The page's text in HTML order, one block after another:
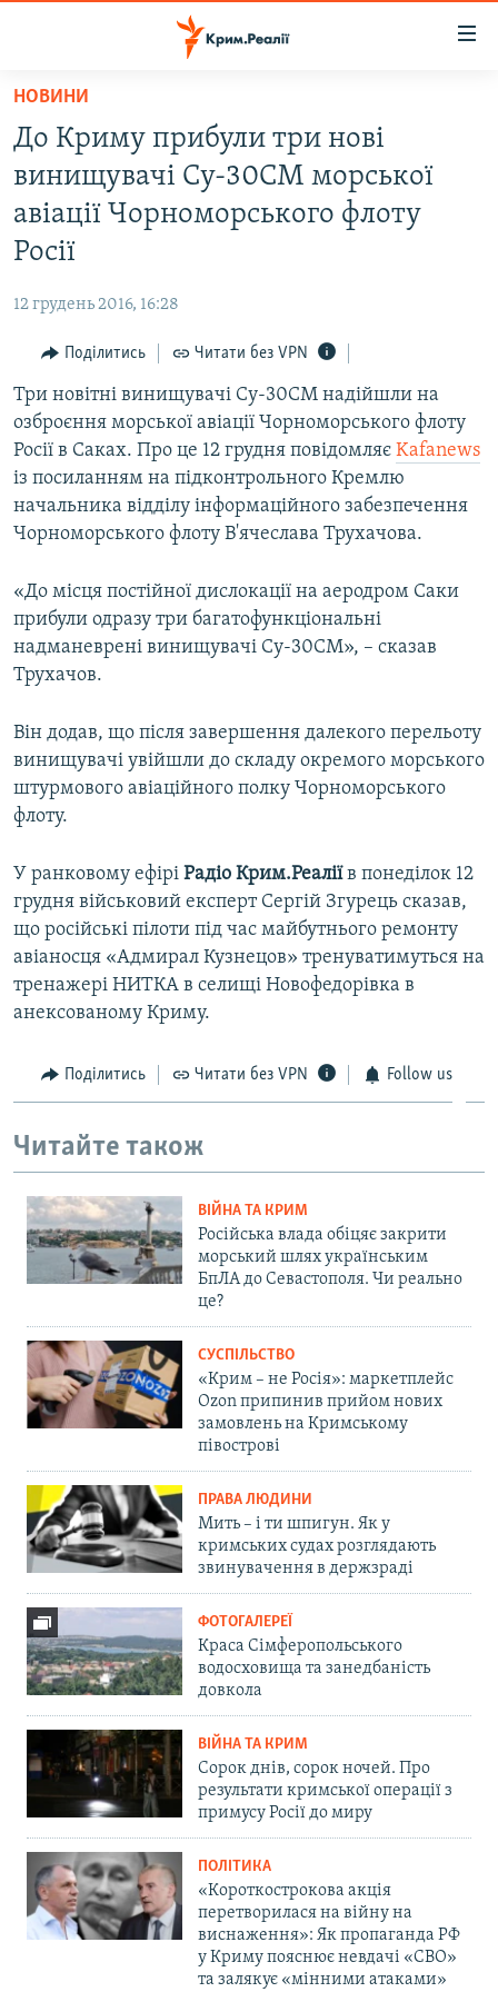
Перейти
основного
матеріалу
Перейти
до
основної
Перейти
пошуку
ВОДА.КРИМ
ВІДЕО ТА ФОТО
ПОЛІТИКА
ПОГЛЯД
ІНТЕРВ'Ю
ВСЕ ЗА ДЕНЬ
СПЕЦПРОЕКТИ
ДЕПОРТАЦІЯ
ВІДЕОУРОКИ «ELIFBE»
УКРАЇНСЬКА ПРОБЛЕМА КРИМУ
ІНФОГРАФІКА
ЯК ОБІЙТИ БЛОКУВАННЯ
Русский
Усі сайти RFE/RL
НОВИНИ
До Криму прибули три нові
винищувачі Су-30СМ морської
авіації Чорноморського флоту
Росії
12 грудень 2016, 16:28
Поділитись Читати без VPN
Три новітні винищувачі Су-30СМ надійшли на
озброєння морської авіації Чорноморського флоту
Росії в Саках. Про це 12 грудня повідомляє Kafanews
із посиланням на підконтрольного Кремлю
начальника відділу інформаційного забезпечення
Чорноморського флоту В'ячеслава Трухачова.
«До місця постійної дислокації на аеродром Саки
прибули одразу три багатофункціональні
надманеврені винищувачі Су-30СМ», – сказав
Трухачов.
Він додав, що після завершення далекого перельоту
винищувачі увійшли до складу окремого морського
штурмового авіаційного полку Чорноморського
флоту.
У ранковому ефірі Радіо Крим.Реаліїв понеділок 12
грудня військовий експерт Сергій Згурець сказав,
що російські пілоти під час майбутнього ремонту
авіаносця «Адмирал Кузнецов» тренуватимуться на
тренажері НИТКА в селищі Новофедорівка в
анексованому Криму.
Поділитись Читати без VPN Follow us
Читайте також
ВІЙНА ТА КРИМ
Російська влада обіцяє закрити
морський шлях українським
БпЛА до Севастополя. Чи реально
це?
СУСПІЛЬСТВО
«Крим – не Росія»: маркетплейс
Ozon припинив прийом нових
замовлень на Кримському
півострові
ПРАВА ЛЮДИНИ
Мить – і ти шпигун. Як у
кримських судах розглядають
звинувачення в держзраді
ФОТОГАЛЕРЕЇ
Краса Сімферопольського
водосховища та занедбаність
довкола
ВІЙНА ТА КРИМ
Сорок днів, сорок ночей. Про
результати кримської операції з
примусу Росії до миру
ПОЛІТИКА
«Короткострокова акція
перетворилася на війну на
виснаження»: Як пропаганда РФ
у Криму пояснює невдачі «СВО»
та залякує «мінними атаками»